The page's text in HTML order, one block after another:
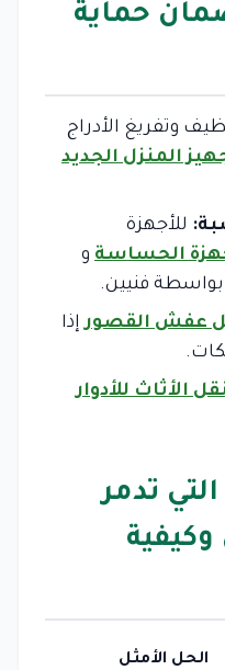
حماية
وتفريغ الأدراج
المنزل الجديد
للأجهزة
الحساسة و
بواسطة فنيين.
عفش القصورإذا
الأثاث للأدوار
تدمر
وكيفية
الحل الأمثل